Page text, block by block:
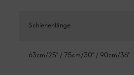
Schienenlänge
63cm/25" / 75cm/30" / 90cm/36"